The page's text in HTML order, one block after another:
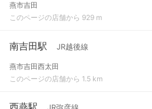
燕市吉田
このページの店舗から 929 m
南吉田駅 JR越後線
燕市吉田西太田
このページの店舗から 1.5 km
西燕駅